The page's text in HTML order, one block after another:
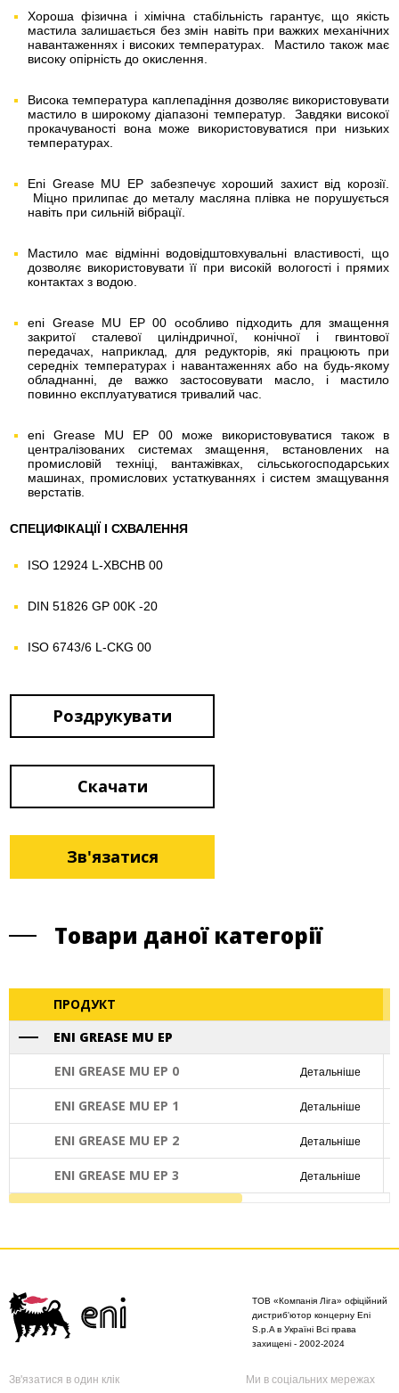
Хороша фізична і хімічна стабільність гарантує, що якість
мастила залишається без змін навіть при важких механічних
навантаженнях і високих температурах. Мастило також має
високу опірність до окислення.
Висока температура каплепадіння дозволяє використовувати
мастило в широкому діапазоні температур. Завдяки високої
прокачуваності вона може використовуватися при низьких
температурах.
Eni Grease MU EP забезпечує хороший захист від корозії.
Міцно прилипає до металу масляна плівка не порушується
навіть при сильній вібрації.
Мастило має відмінні водовідштовхувальні властивості, що
дозволяє використовувати її при високій вологості і прямих
контактах з водою.
eni Grease MU EP 00 особливо підходить для змащення
закритої сталевої циліндричної, конічної і гвинтової
передачах, наприклад, для редукторів, які працюють при
середніх температурах і навантаженнях або на будь-якому
обладнанні, де важко застосовувати масло, і мастило
повинно експлуатуватися тривалий час.
eni Grease MU EP 00 може використовуватися також в
централізованих системах змащення, встановлених на
промисловій техніці, вантажівках, сільськогосподарських
машинах, промислових устаткуваннях і систем змащування
верстатів.
СПЕЦИФІКАЦІЇ І СХВАЛЕННЯ
ISO 12924 L-XBCHB 00
DIN 51826 GP 00K -20
ISO 6743/6 L-CKG 00
Роздрукувати
Скачати
Зв'язатися
Товари даної категорії
ПРОДУКТ
ENI GREASE MU EP
ENI GREASE MU EP 0
Детальніше
ENI GREASE MU EP 1 Детальніше
ENI GREASE MU EP 2 Детальніше
ENI GREASE MU EP 3 Детальніше
ТОВ «Компанія Ліга» офіційний
дистриб'ютор концерну Eni
S.p.A в Україні Всі права
захищені - 2002-2024
Зв'язатися в один клік Ми в соціальних мережах